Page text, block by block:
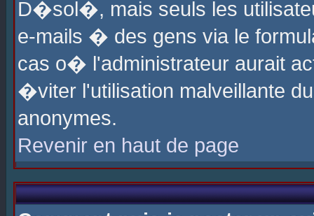
D�sol�, mais seuls les
e-mails � des gens via le
cas o� l'administrateur aurait
�viter l'utilisation malveillante
anonymes.
Revenir en haut de page